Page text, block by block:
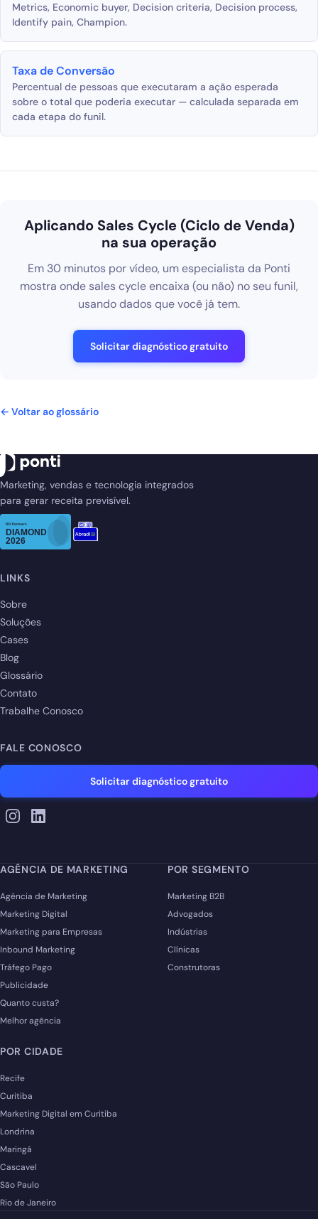
Metrics, Economic buyer, Decision criteria, Decision process,
Identify pain, Champion.
Taxa de Conversão
Percentual de pessoas que executaram a ação esperada
sobre o total que poderia executar — calculada separada em
cada etapa do funil.
Aplicando Sales Cycle (Ciclo de Venda)
na sua operação
Em 30 minutos por vídeo, um especialista da Ponti
mostra onde sales cycle encaixa (ou não) no seu funil,
usando dados que você já tem.
Solicitar diagnóstico gratuito
← Voltar ao glossário
Marketing, vendas e tecnologia integrados
para gerar receita previsível.
LINKS
Sobre
Soluções
Cases
Blog
Glossário
Contato
Trabalhe Conosco
FALE CONOSCO
Solicitar diagnóstico gratuito
AGÊNCIA DE MARKETING
Agência de Marketing
Marketing Digital
Marketing para Empresas
Inbound Marketing
Tráfego Pago
Publicidade
Quanto custa?
Melhor agência
POR SEGMENTO
Marketing B2B
Advogados
Indústrias
Clínicas
Construtoras
POR CIDADE
Recife
Curitiba
Marketing Digital em Curitiba
Londrina
Maringá
Cascavel
São Paulo
Rio de Janeiro